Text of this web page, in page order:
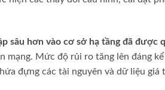
sâu hơn vào cơ sở hạ tầng đã được
mạng. Mức độ rủi ro tăng lên đáng
đựng các tài nguyên và dữ liệu giá